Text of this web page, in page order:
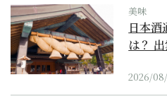
美味
日本酒
は？
2026/